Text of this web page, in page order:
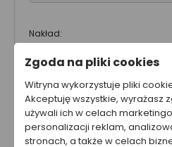
Nakład:
Wartość produktu netto:
Całkowity
7.01
Całkowity
Zgoda na pliki cookies
Witryna wykorzystuje pliki
Akceptuję wszystkie, wyrażasz
używali ich w celach
personalizacji reklam,
stronach, a także w celach